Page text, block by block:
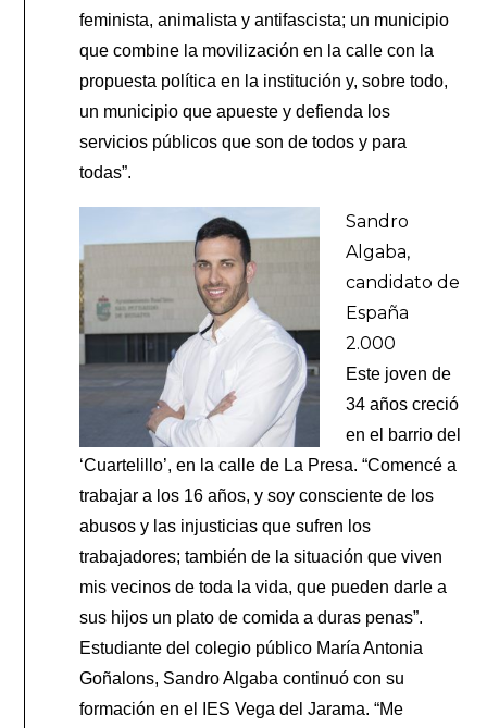
feminista, animalista y antifascista; un municipio
que combine la movilización en la calle con la
propuesta política en la institución y, sobre todo,
un municipio que apueste y defienda los
servicios públicos que son de todos y para
todas”.
Sandro
Algaba,
candidato de
España
2.000
Este joven de
34 años creció
en el barrio del
‘Cuartelillo’, en la calle de La Presa. “Comencé a
trabajar a los 16 años, y soy consciente de los
abusos y las injusticias que sufren los
trabajadores; también de la situación que viven
mis vecinos de toda la vida, que pueden darle a
sus hijos un plato de comida a duras penas”.
Estudiante del colegio público María Antonia
Goñalons, Sandro Algaba continuó con su
formación en el IES Vega del Jarama. “Me